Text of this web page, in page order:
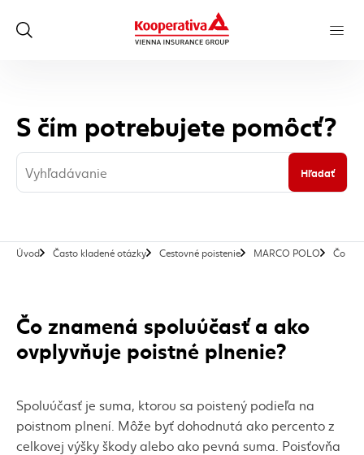
S čím potrebujete pomôcť?
Hľadať
Úvod Často kladené otázky Cestovné poistenie MARCO POLO Čo
Čo znamená spoluúčasť a ako
ovplyvňuje poistné plnenie?
Spoluúčasť je suma, ktorou sa poistený podieľa na
poistnom plnení. Môže byť dohodnutá ako percento z
celkovej výšky škody alebo ako pevná suma. Poisťovňa